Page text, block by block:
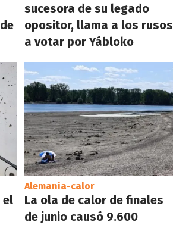
sucesora de su legado
opositor, llama a los rusos
a votar por Yábloko
el
Alemania-calor
La ola de calor de finales
de junio causó 9.600